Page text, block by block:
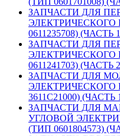
ЗАПЧАСТИ ДЛЯ
ЭЛЕКТРИЧЕСКОГО
0611235708) (ЧАСТЬ
ЗАПЧАСТИ ДЛЯ
ЭЛЕКТРИЧЕСКОГО
0611241703) (ЧАСТЬ
ЗАПЧАСТИ ДЛЯ
ЭЛЕКТРИЧЕСКОГО
3611C21000) (ЧАСТЬ
ЗАПЧАСТИ ДЛЯ
УГЛОВОЙ
(ТИП 0601804573)